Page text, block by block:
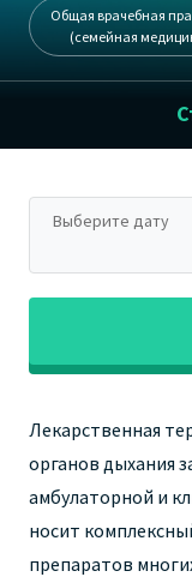
Общая врачебная
(семейная
Выберите дату
Лекарственная
органов дыхания
амбулаторной и
носит
препаратов